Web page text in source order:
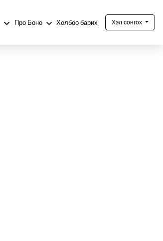
Про Боно Холбоо барих Хэл сонгох